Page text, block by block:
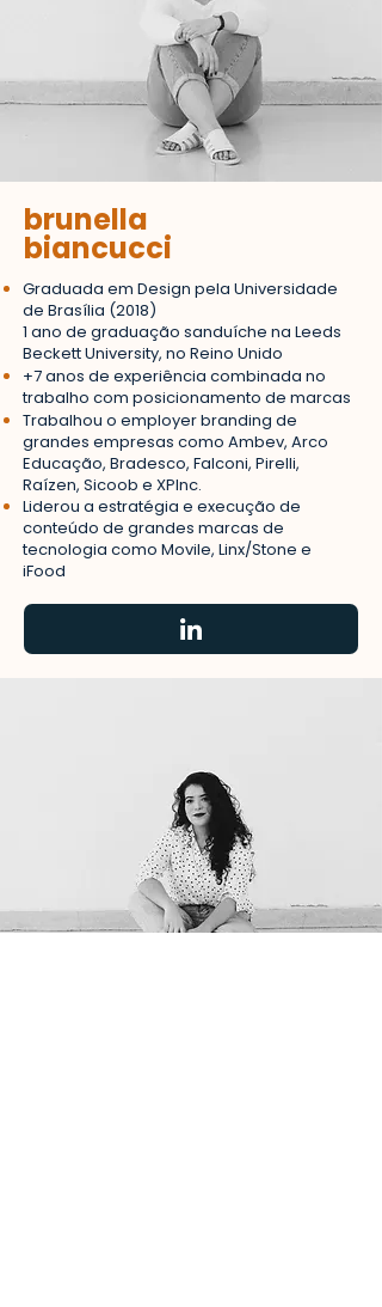
brunella
​biancucci
Graduada em Design pela Universidade
de Brasília (2018)
1 ano de graduação sanduíche na Leeds
Beckett University, no Reino Unido
+7 anos de experiência combinada no
trabalho com posicionamento de marcas
Trabalhou o employer branding de
grandes empresas como Ambev, Arco
Educação, Bradesco, Falconi, Pirelli,
Raízen, Sicoob e XPInc.
Liderou a estratégia e execução de
conteúdo de grandes marcas de
tecnologia como Movile, Linx/Stone e
iFood